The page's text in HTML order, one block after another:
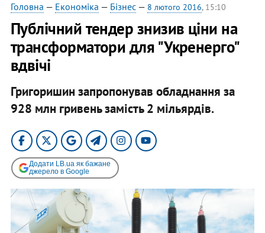
Головна — Економіка — Бізнес— 8 лютого 2016, 15:10
Публічний тендер знизив ціни на
трансформатори для "Укренерго"
вдвічі
Григоришин запропонував обладнання за
928 млн гривень замість 2 мільярдів.
Додати LB.ua як бажане
джерело в Google